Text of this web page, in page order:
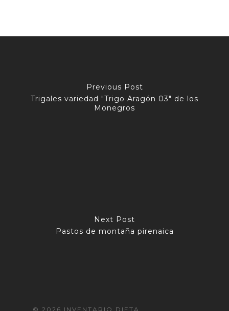
Previous Post
Trigales variedad "Trigo Aragón 03" de los
Monegros
Next Post
Pastos de montaña pirenaica
© 2026 INVENTARIO DIETA